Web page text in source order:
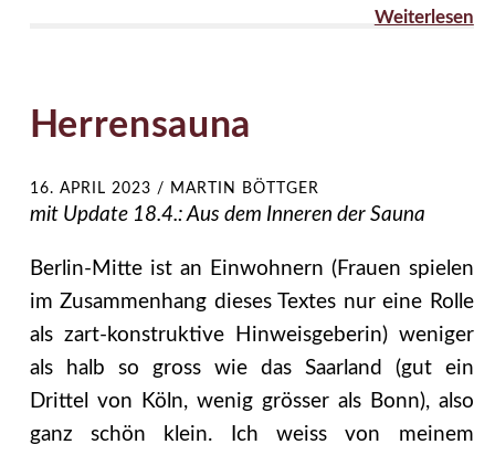
Weiterlesen
Herrensauna
16. APRIL 2023 / MARTIN BÖTTGER
mit Update 18.4.: Aus dem Inneren der Sauna
Berlin-Mitte ist an Einwohnern (Frauen spielen
im Zusammenhang dieses Textes nur eine Rolle
als zart-konstruktive Hinweisgeberin) weniger
als halb so gross wie das Saarland (gut ein
Drittel von Köln, wenig grösser als Bonn), also
ganz schön klein. Ich weiss von meinem